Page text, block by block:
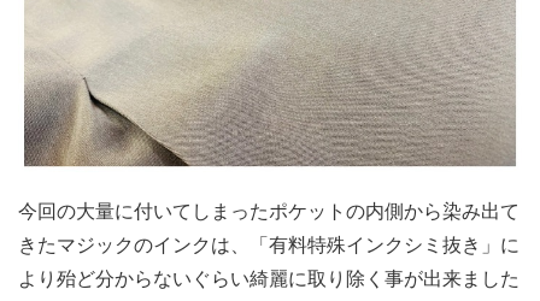
今回の大量に付いてしまったポケットの内側から染み出て
きたマジックのインクは、「有料特殊インクシミ抜き」に
より殆ど分からないぐらい綺麗に取り除く事が出来ました